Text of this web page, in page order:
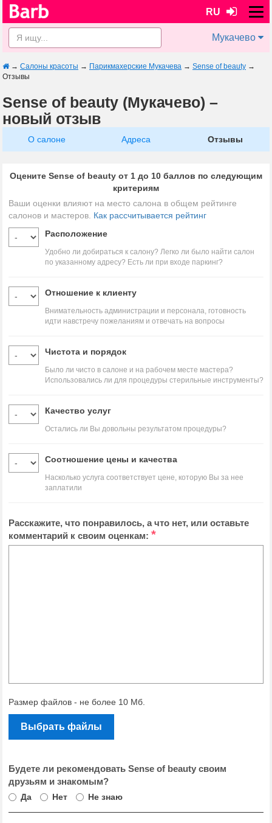
RU
Мукачево
→ Салоны красоты → Парикмахерские Мукачева → Sense of beauty →
Отзывы
Sense of beauty (Мукачево) –
новый отзыв
О салоне Адреса Отзывы
Оцените Sense of beauty от 1 до 10 баллов по следующим
критериям
Ваши оценки влияют на место салона в общем рейтинге
салонов и мастеров. Как рассчитывается рейтинг
Расположение
Удобно ли добираться к салону? Легко ли было найти салон
по указанному адресу? Есть ли при входе паркинг?
Отношение к клиенту
Внимательность администрации и персонала, готовность
идти навстречу пожеланиям и отвечать на вопросы
Чистота и порядок
Было ли чисто в салоне и на рабочем месте мастера?
Использовались ли для процедуры стерильные инструменты?
Качество услуг
Остались ли Вы довольны результатом процедуры?
Соотношение цены и качества
Насколько услуга соответствует цене, которую Вы за нее
заплатили
Расскажите, что понравилось, а что нет, или оставьте
комментарий к своим оценкам: *
Размер файлов - не более 10 Мб.
Выбрать файлы
Будете ли рекомендовать Sense of beauty своим
друзьям и знакомым?
Да Нет Не знаю